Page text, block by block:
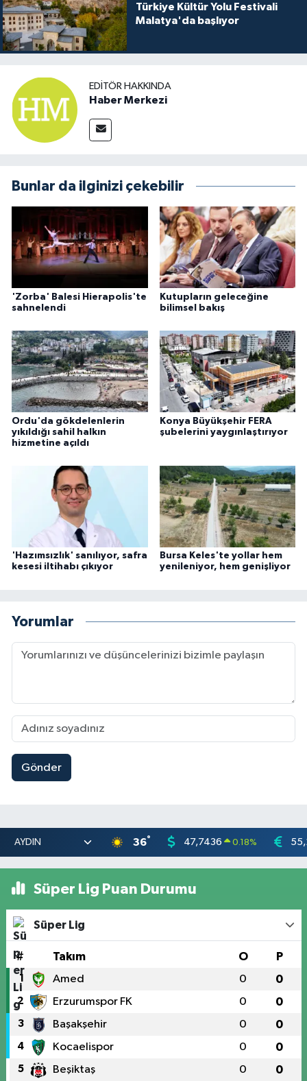
Türkiye Kültür Yolu Festivali
Malatya'da başlıyor
EDITÖR HAKKINDA
Haber Merkezi
Bunlar da ilginizi çekebilir
'Zorba' Balesi Hierapolis'te
sahnelendi
Kutupların geleceğine
bilimsel bakış
Ordu'da gökdelenlerin
yıkıldığı sahil halkın
hizmetine açıldı
Konya Büyükşehir FERA
şubelerini yaygınlaştırıyor
'Hazımsızlık' sanılıyor, safra
kesesi iltihabı çıkıyor
Bursa Keles'te yollar hem
yenileniyor, hem genişliyor
Yorumlar
Gönder
36° 47,7436 0.18%
Süper Lig Puan Durumu
Süper Lig
# Takım O P
1 Amed 0 0
2 Erzurumspor FK 0 0
3 Başakşehir 0 0
4 Kocaelispor 0 0
5 Beşiktaş 0 0